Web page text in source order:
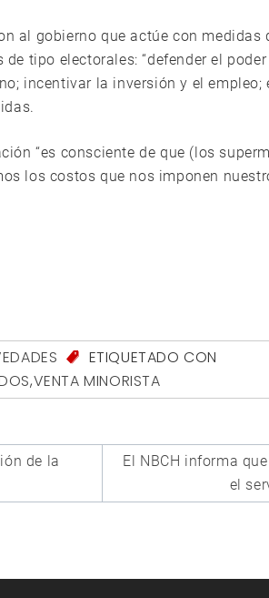
al gobierno que actúe con
tipo electorales: “defender el
incentivar la inversión y el empleo;
“es consciente de que (los
los costos que nos imponen
ETIQUETADO CON
,VENTA MINORISTA
de la
El NBCH informa
el